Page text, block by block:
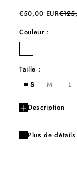
Prix de vente
€50,00 EURPrix
Couleur :
Taille :
S
M L
Description
Plus de détails